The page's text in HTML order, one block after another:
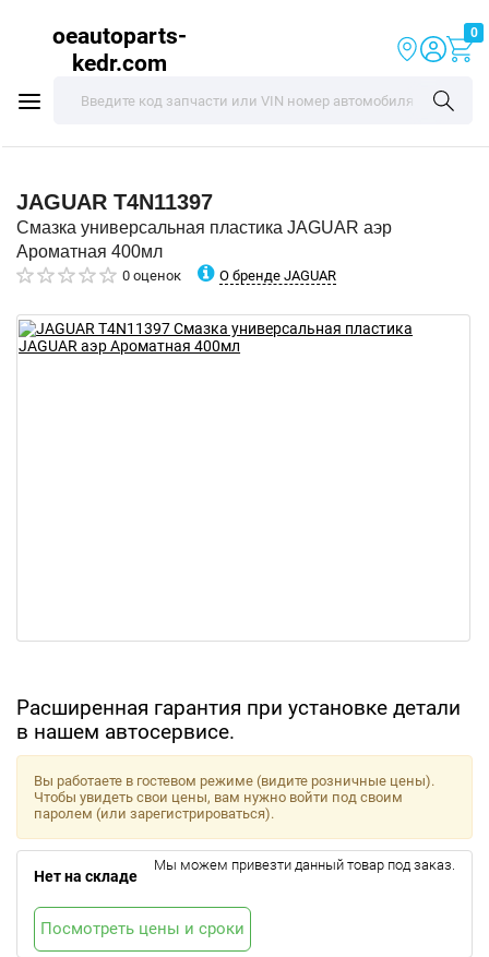
oeautoparts-
kedr.com
0
JAGUAR T4N11397
Смазка универсальная пластика JAGUAR аэр
Ароматная 400мл
0 оценок О бренде JAGUAR
Расширенная гарантия при установке детали
в нашем автосервисе.
Вы работаете в гостевом режиме (видите розничные цены).
Чтобы увидеть свои цены, вам нужно войти под своим
паролем (или зарегистрироваться).
Нет на складе
Мы можем привезти данный товар под заказ.
Посмотреть цены и сроки